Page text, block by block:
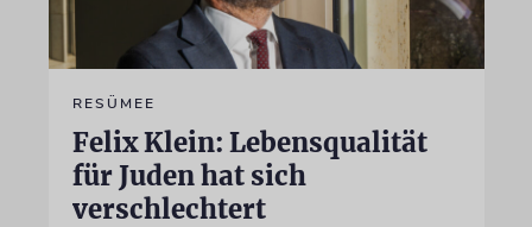
RESÜMEE
Felix Klein: Lebensqualität
für Juden hat sich
verschlechtert